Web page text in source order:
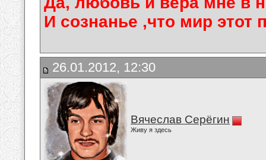
И сознанье ,что мир этот
26.01.2012, 12:30
Вячеслав Серёгин
Живу я здесь